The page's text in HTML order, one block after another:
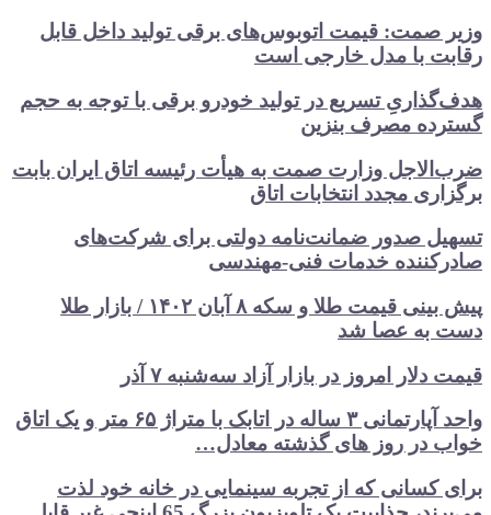
وزیر صمت: قیمت اتوبوس‌های برقی تولید داخل قابل
رقابت با مدل خارجی است
هدف‌گذاریِ تسریع در تولید خودرو‌ برقی با توجه به حجم
گسترده مصرف‌ بنزین‌
ضرب‌الاجل وزارت صمت به هیأت رئیسه اتاق‌ ایران بابت
برگزاری مجدد انتخابات اتاق
تسهیل صدور ضمانت‌نامه دولتی برای شرکت‌های
صادرکننده خدمات فنی-مهندسی
پیش بینی قیمت طلا و سکه ۸ آبان ۱۴۰۲ / بازار طلا
دست‌ به عصا شد
قیمت دلار امروز در بازار آزاد سه‌شنبه ۷ آذر
واحد آپارتمانی ۳ ساله در اتابک با متراژ ۶۵ متر و یک اتاق
خواب در روز های گذشته معادل…
برای کسانی که از تجربه سینمایی در خانه خود لذت